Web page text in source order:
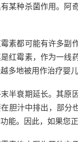
某种杀菌作用。阿
素都可能有许多副
红霉素，作为一线
多地被用作治疗婴
半衰期延长。其原
胆汁中排出，部分
能。因此，如果您